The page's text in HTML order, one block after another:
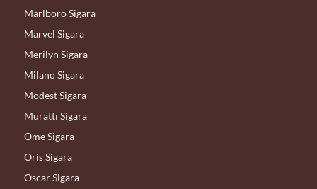
Marlboro Sigara
Marvel Sigara
Merilyn Sigara
Milano Sigara
Modest Sigara
Murattı Sigara
Ome Sigara
Oris Sigara
Oscar Sigara